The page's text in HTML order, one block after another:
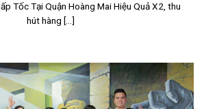
Tốc Tại Quận Hoàng Mai Hiệu Quả X2, thu
hút hàng [...]